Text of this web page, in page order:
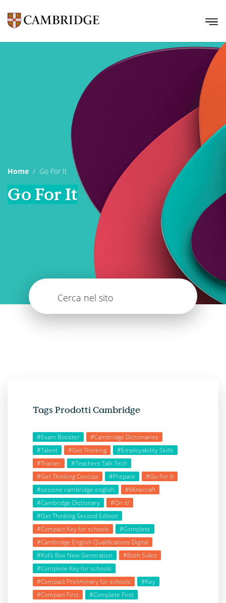
Home Go For It
Go For It
Cerca nel sito
Tags Prodotti Cambridge
#Exam Booster
#Cambridge Dictionaries
#Talent
#Get Thinking
#Employability Skills
#Trainer
#Teachers Talk Tech
#Get Thinking Concise
#Prepare
#Go For It
#sezione cambridge english
#Minecraft
#Cambridge Dictionary
#On it!
#Get Thinking Second Edition
#Compact Key for schools
#Complete
#Cambridge English Qualifications Digital
#Kid's Box New Generation
#Both Sides
#Complete Key for schools
#Compact Preliminary for schools
#Key
#Compact First
#Complete First